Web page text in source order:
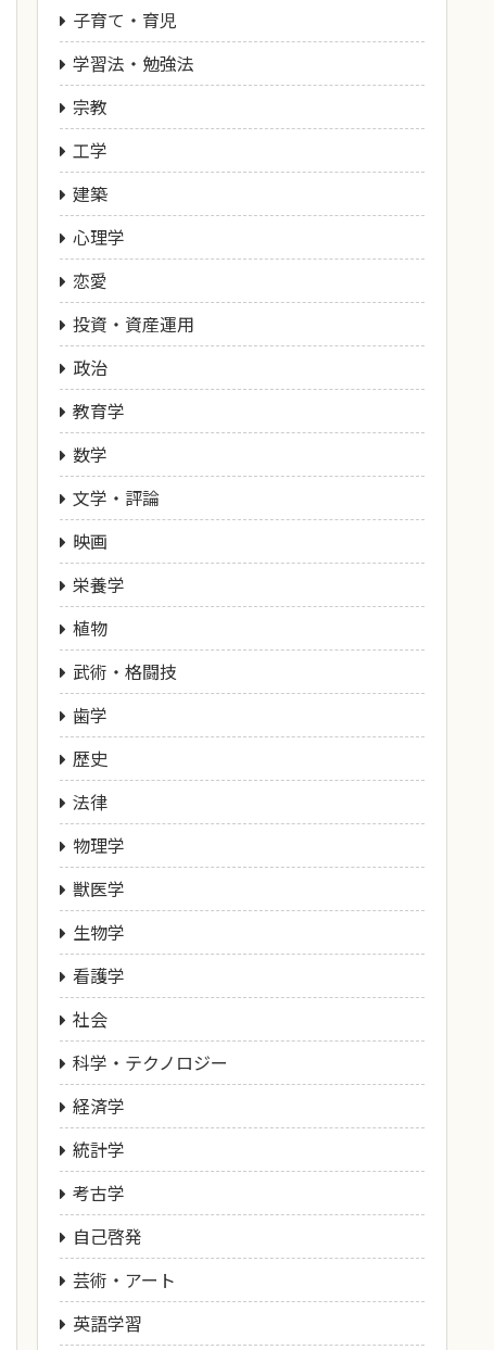
子育て・育児
学習法・勉強法
宗教
工学
建築
心理学
恋愛
投資・資産運用
政治
教育学
数学
文学・評論
映画
栄養学
植物
武術・格闘技
歯学
歴史
法律
物理学
獣医学
生物学
看護学
社会
科学・テクノロジー
経済学
統計学
考古学
自己啓発
芸術・アート
英語学習